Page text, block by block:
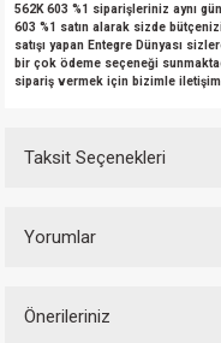
562K 603 %1 siparişleriniz aynı
603 %1 satın alarak sizde
satışı yapan Entegre Dünyası
bir çok ödeme seçeneği
sipariş vermek için bizimle
Taksit Seçenekleri
Yorumlar
Önerileriniz